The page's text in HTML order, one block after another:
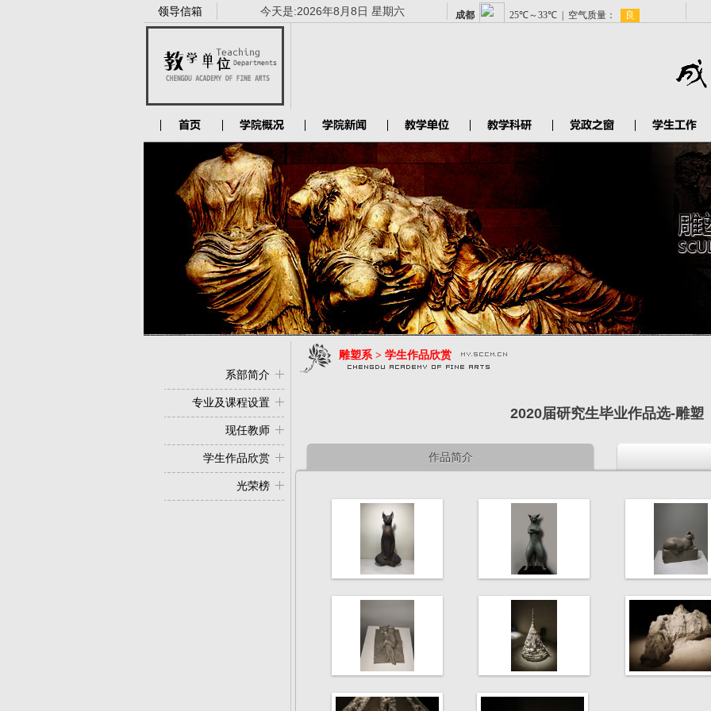
领导信箱 今天是:2026年8月8日 星期六
系部简介
专业及课程设置
现任教师
学生作品欣赏
光荣榜
雕塑系 > 学生作品欣赏
2020届研究生毕业作品选-雕塑
作品简介